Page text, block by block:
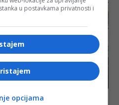
na Novoj Otoci, jedna
u postavkama privatnosti i
opcijama